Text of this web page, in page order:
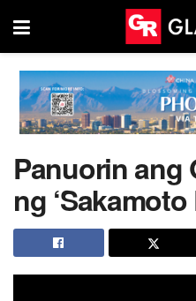
Panuorin ang
ng ‘Sakamoto